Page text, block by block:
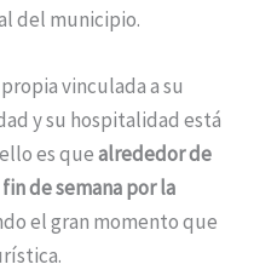
del municipio.
vinculada a su
y su hospitalidad está
es quealrededor de
de semana por la
el gran momento que